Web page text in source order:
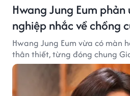
Hwang Jung Eum
nghiệp nhắc về chồng
Hwang Jung Eum vừa có màn
thân thiết, từng đóng chung